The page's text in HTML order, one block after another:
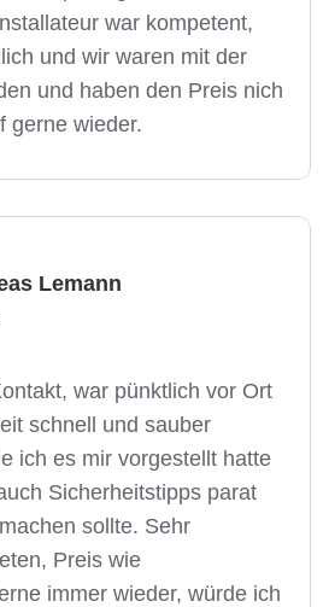
war kompetent,
und wir waren mit der
und haben den Preis nich
gerne wieder.
Lemann
war pünktlich vor Ort
schnell und sauber
ich es mir vorgestellt hatte
Sicherheitstipps parat
sollte. Sehr
Preis wie
immer wieder, würde ich